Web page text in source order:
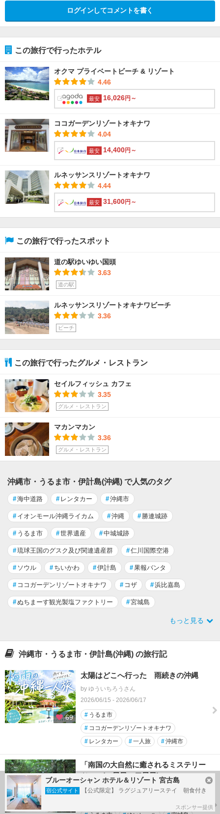
ログインしてコメントを書く
この旅行で行ったホテル
オクマ プライベートビーチ & リゾート
4.46
最安 16,026円～
ココガーデンリゾートオキナワ
4.04
最安 14,400円～
ルネッサンスリゾートオキナワ
4.44
最安 31,600円～
この旅行で行ったスポット
道の駅ゆいゆい国頭
3.63
道の駅
ルネッサンスリゾートオキナワビーチ
3.36
ビーチ
この旅行で行ったグルメ・レストラン
セイルフィッシュ カフェ
3.35
グルメ・レストラン
マカンマカン
3.36
グルメ・レストラン
沖縄市・うるま市・伊計島(沖縄) で人気のタグ
#海中道路 # レンタカー #沖縄市
# イオンモール沖縄ライカム #沖縄 # 勝連城跡
# うるま市 #世界遺産 #中城城跡
#琉球王国のグスク及び関連遺産群 #仁川国際空港
# ソウル # ちいかわ #伊計島 #果報バンタ
# ココガーデンリゾートオキナワ # コザ #浜比嘉島
#ぬちまーす観光製塩ファクトリー #宮城島
もっと見る
沖縄市・うるま市・伊計島(沖縄) の旅行記
69
太陽はどこへ行った 雨続きの沖縄
by ゆういちろうさん
2026/06/15 - 2026/06/17
# うるま市
# ココガーデンリゾートオキナワ
# レンタカー #一人旅 #沖縄市
「南国の大自然に癒されるミステリー
ツァー(一日目・二日目)」
by 圭さん
ブルーオーシャン ホテル＆リゾート 宮古島
宿公式サイト 【公式限定】 ラグジュアリーステイ 朝食付き
スポンサー提供